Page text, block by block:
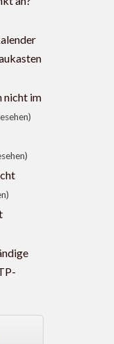
nicht im